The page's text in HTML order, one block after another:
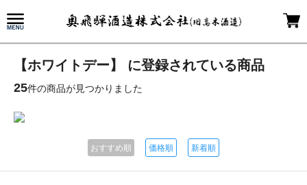
【ホワイトデー】 に登録されている商品
25件の商品が見つかりました
おすすめ順 価格順 新着順